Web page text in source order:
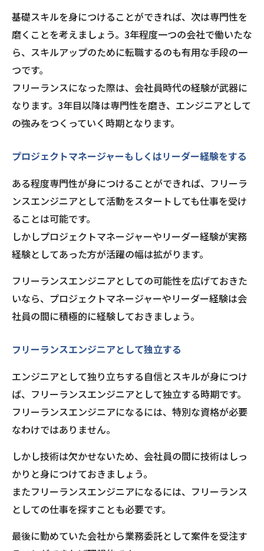
基礎スキルを身につけることができれば、次は専門性を
磨くことを考えましょう。3年程度一つの会社で働いたな
ら、スキルアップのために転職するのも有用な手段の一
つです。
フリーランスになった際は、会社員時代の経験が武器に
なります。3年目以降は専門性を磨き、エンジニアとして
の強みをつくっていく時期となります。
プロジェクトマネージャーもしくはリーダー経験をする
ある程度専門性が身につけることができれば、フリーラ
ンスエンジニアとして活動をスタートしても仕事を受け
ることは可能です。
しかしプロジェクトマネージャーやリーダー経験が実務
経験としてあった方が活躍の幅は拡がります。
フリーランスエンジニアとしての可能性を広げておきた
いなら、プロジェクトマネージャーやリーダー経験は会
社員の間に積極的に経験しておきましょう。
フリーランスエンジニアとして独立する
エンジニアとして独り立ちする自信とスキルが身につけ
ば、フリーランスエンジニアとして独立する時期です。
フリーランスエンジニアになるには、特別な資格が必要
なわけではありません。
しかし技術は欠かせないため、会社員の間に技術はしっ
かりと身につけておきましょう。
またフリーランスエンジニアになるには、フリーランス
としての仕事を探すことも必要です。
最後に勤めていた会社から業務委託として案件を受注す